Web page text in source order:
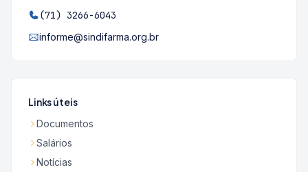
(71) 3266-6043
informe@sindifarma.org.br
Links úteis
Documentos
Salários
Notícias